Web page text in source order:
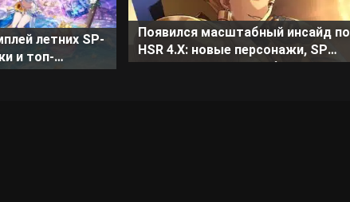
летних SP-
и топ-
Появился масштабный инсайд по
HSR 4.X: новые персонажи, SP